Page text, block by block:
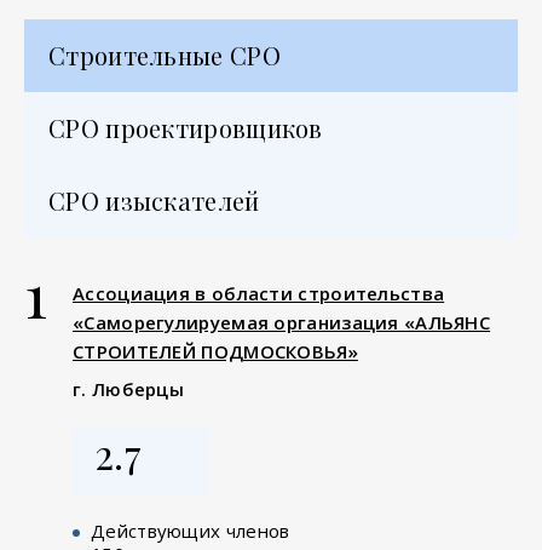
Строительные СРО
СРО проектировщиков
СРО изыскателей
1
Ассоциация в области строительства
«Саморегулируемая организация «АЛЬЯНС
СТРОИТЕЛЕЙ ПОДМОСКОВЬЯ»
г. Люберцы
2.7
Действующих членов